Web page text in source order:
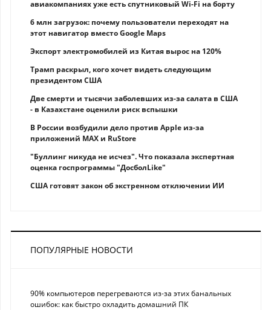
авиакомпаниях уже есть спутниковый Wi-Fi на борту
6 млн загрузок: почему пользователи переходят на
этот навигатор вместо Google Maps
Экспорт электромобилей из Китая вырос на 120%
Трамп раскрыл, кого хочет видеть следующим
президентом США
Две смерти и тысячи заболевших из-за салата в США
- в Казахстане оценили риск вспышки
В России возбудили дело против Apple из-за
приложений MAX и RuStore
"Буллинг никуда не исчез". Что показала экспертная
оценка госпрограммы "ДосболLike"
США готовят закон об экстренном отключении ИИ
ПОПУЛЯРНЫЕ НОВОСТИ
90% компьютеров перегреваются из-за этих банальных
ошибок: как быстро охладить домашний ПК